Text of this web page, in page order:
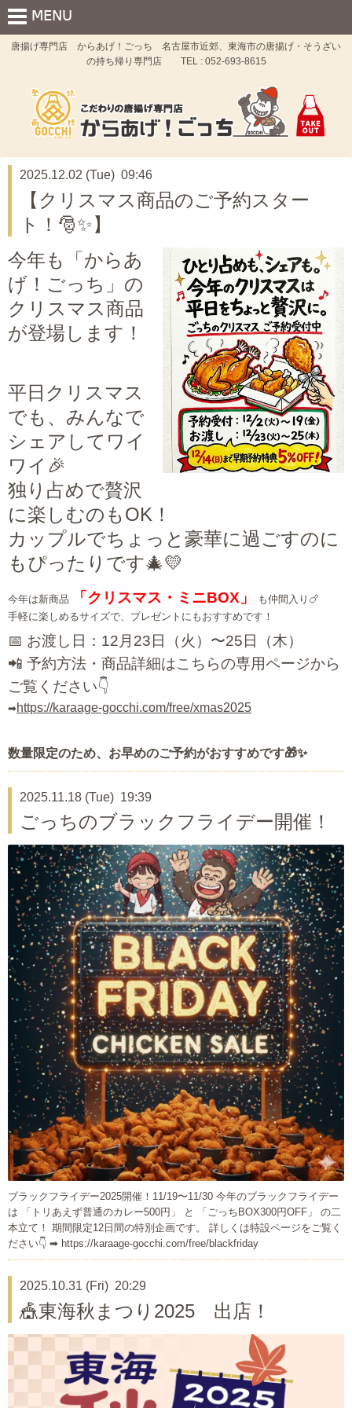
唐揚げ専門店 からあげ！ごっち 名古屋市近郊、東海市の唐揚げ・そうざい
の持ち帰り専門店 TEL : 052-693-8615
2025.12.02 (Tue) 09:46
【クリスマス商品のご予約スター
ト！🎅✨】
今年も「からあ
げ！ごっち」の
クリスマス商品
が登場します！
平日クリスマス
でも、みんなで
シェアしてワイ
ワイ🎉
独り占めで贅沢
に楽しむのもOK！
カップルでちょっと豪華に過ごすのに
もぴったりです🎄💛
今年は新商品 「クリスマス・ミニBOX」
も仲間入り🍗
手軽に楽しめるサイズで、プレゼントにもおすすめです！
📅 お渡し日：12月23日（火）〜25日（木）
📲 予約方法・商品詳細はこちらの専用ページから
ご覧ください👇
➡https://karaage-gocchi.com/free/xmas2025
数量限定のため、お早めのご予約がおすすめです🎁✨
2025.11.18 (Tue) 19:39
ごっちのブラックフライデー開催！
ブラックフライデー2025開催！11/19〜11/30 今年のブラックフライデー
は 「トリあえず普通のカレー500円」 と 「ごっちBOX300円OFF」 の二
本立て！ 期間限定12日間の特別企画です。 詳しくは特設ページをご覧く
ださい👇 ➡ https://karaage-gocchi.com/free/blackfriday
2025.10.31 (Fri) 20:29
🎪東海秋まつり2025 出店！